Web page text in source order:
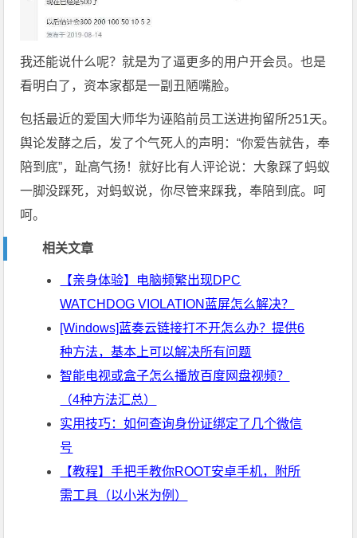
我还能说什么呢？就是为了逼更多的用户开会员。也是
看明白了，资本家都是一副丑陋嘴脸。
包括最近的爱国大师华为诬陷前员工送进拘留所251天。
舆论发酵之后，发了个气死人的声明：“你爱告就告，奉
陪到底”，趾高气扬！就好比有人评论说：大象踩了蚂蚁
一脚没踩死，对蚂蚁说，你尽管来踩我，奉陪到底。呵
呵。
相关文章
【亲身体验】电脑频繁出现DPC
WATCHDOG VIOLATION蓝屏怎么解决？
[Windows]蓝奏云链接打不开怎么办？提供6
种方法，基本上可以解决所有问题
智能电视或盒子怎么播放百度网盘视频？
（4种方法汇总）
实用技巧：如何查询身份证绑定了几个微信
号
【教程】手把手教你ROOT安卓手机，附所
需工具（以小米为例）